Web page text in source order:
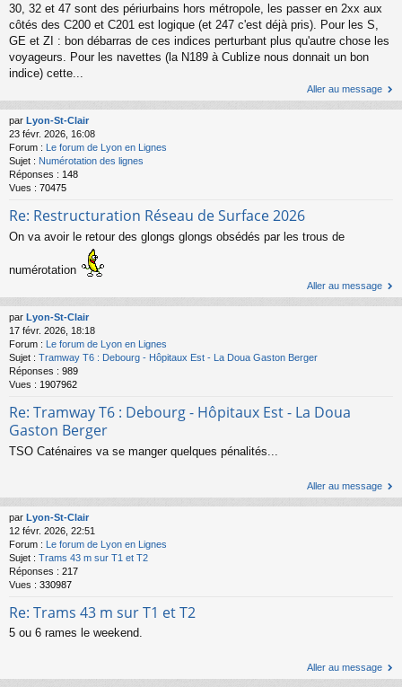
30, 32 et 47 sont des périurbains hors métropole, les passer en 2xx aux
côtés des C200 et C201 est logique (et 247 c'est déjà pris). Pour les S,
GE et ZI : bon débarras de ces indices perturbant plus qu'autre chose les
voyageurs. Pour les navettes (la N189 à Cublize nous donnait un bon
indice) cette...
Aller au message
par Lyon-St-Clair
23 févr. 2026, 16:08
Forum : Le forum de Lyon en Lignes
Sujet : Numérotation des lignes
Réponses : 148
Vues : 70475
Re: Restructuration Réseau de Surface 2026
On va avoir le retour des glongs glongs obsédés par les trous de
numérotation
Aller au message
par Lyon-St-Clair
17 févr. 2026, 18:18
Forum : Le forum de Lyon en Lignes
Sujet : Tramway T6 : Debourg - Hôpitaux Est - La Doua Gaston Berger
Réponses : 989
Vues : 1907962
Re: Tramway T6 : Debourg - Hôpitaux Est - La Doua
Gaston Berger
TSO Caténaires va se manger quelques pénalités...
Aller au message
par Lyon-St-Clair
12 févr. 2026, 22:51
Forum : Le forum de Lyon en Lignes
Sujet : Trams 43 m sur T1 et T2
Réponses : 217
Vues : 330987
Re: Trams 43 m sur T1 et T2
5 ou 6 rames le weekend.
Aller au message